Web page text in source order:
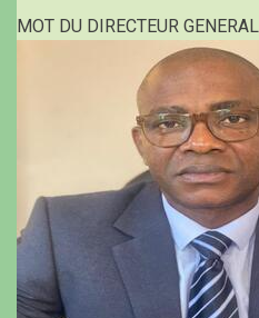
language
MOT DU DIRECTEUR GENERAL